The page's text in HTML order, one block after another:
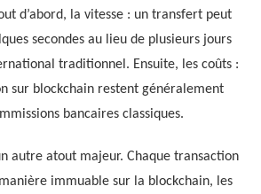
d’abord, la vitesse : un transfert peut
secondes au lieu de plusieurs jours
traditionnel. Ensuite, les coûts :
sur blockchain restent généralement
bancaires classiques.
autre atout majeur. Chaque transaction
immuable sur la blockchain, les